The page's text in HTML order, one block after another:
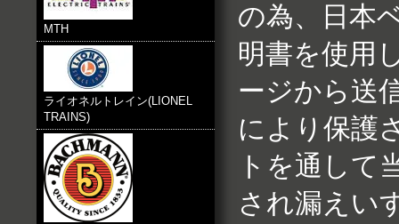
MTH
ライオネルトレイン(LIONEL
TRAINS)
の為、日本
明書を使用
ージから送
により保護
トを通して
され漏えい